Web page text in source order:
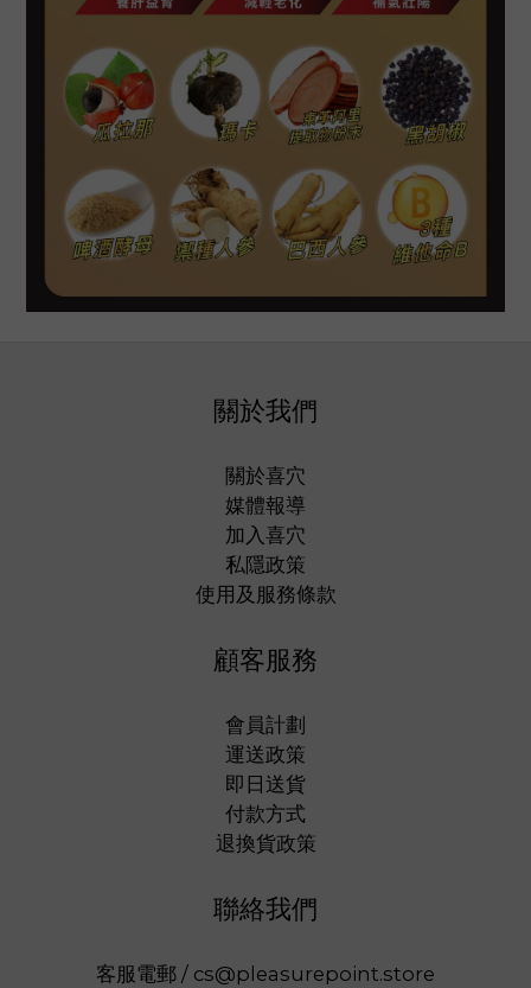
關於我們
關於喜穴
媒體報導
加入喜穴
私隱政策
使用及服務條款
顧客服務
會員計劃
運送政策
即日送貨
付款方式
退換貨政策
聯絡我們
客服電郵 / cs@pleasurepoint.store